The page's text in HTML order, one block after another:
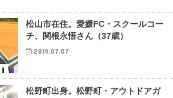
松山市在住。愛媛FC・スクールコー
チ、関根永悟さん（37歳）
2019.07.07
松野町出身。松野町・アウトドアガ